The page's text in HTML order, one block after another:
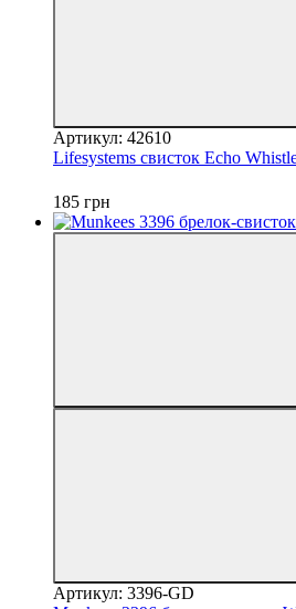
Артикул: 42610
Lifesystems свисток Echo
185 грн
Артикул: 3396-GD